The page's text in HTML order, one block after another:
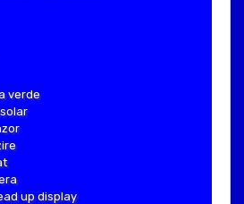
verde
up display